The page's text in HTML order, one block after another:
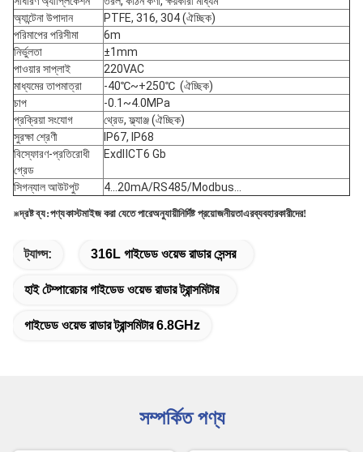
অ্যান্টেনা উপাদান
PTFE, 316, 304 (ঐচ্ছিক)
পরিমাপের পরিসীমা
6m
নির্ভুলতা
±1mm
পাওয়ার সাপ্লাই
220VAC
মাধ্যমের তাপমাত্রা
-40℃~+250℃ (ঐচ্ছিক)
চাপ
-0.1~4.0MPa
প্রক্রিয়া সংযোগ
থ্রেড, ফ্ল্যাঞ্জ (ঐচ্ছিক)
সুরক্ষা শ্রেণী
IP67, IP68
বিস্ফোরণ-প্রতিরোধী
গ্রেড
ExdⅡCT6 Gb
সিগন্যাল আউটপুট 4...20mA/RS485/Modbus...
※দ্রষ্টব্য:পণ্যকাস্টমাইজ করা যেতে পারেঅনুযায়ীনির্দিষ্ট প্রয়োজনীয়তাএরব্যবহারকারীদের!
ট্যাগ্স: 316L গাইডেড ওয়েভ রাডার সেন্সর
হাই টেম্পারেচার গাইডেড ওয়েভ রাডার ট্রান্সমিটার
গাইডেড ওয়েভ রাডার ট্রান্সমিটার 6.8GHz
সম্পর্কিত পণ্য